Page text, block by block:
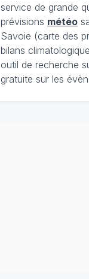
service de grande
prévisions météo
Savoie (carte des
bilans
outil de recherche
gratuite sur les